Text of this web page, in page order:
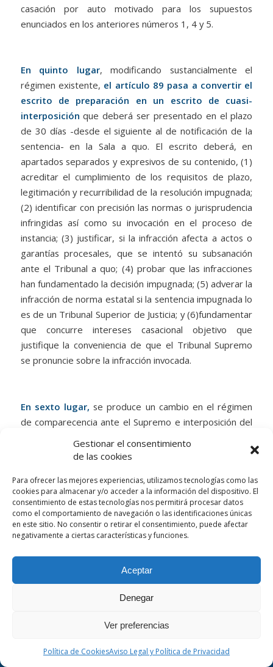
Gestionar el consentimiento
de las cookies
Para ofrecer las mejores experiencias, utilizamos tecnologías como las
cookies para almacenar y/o acceder a la información del dispositivo. El
consentimiento de estas tecnologías nos permitirá procesar datos
como el comportamiento de navegación o las identificaciones únicas
en este sitio. No consentir o retirar el consentimiento, puede afectar
negativamente a ciertas características y funciones.
Aceptar
Denegar
Ver preferencias
Política de CookiesAviso Legal y Política de Privacidad
casación por auto motivado para los supuestos
enunciados en los anteriores números 1, 4 y 5.
En quinto lugar, modificando sustancialmente el
régimen existente, el artículo 89 pasa a convertir el
escrito de preparación en un escrito de cuasi-
interposiciónque deberá ser presentado en el plazo
de 30 días -desde el siguiente al de notificación de la
sentencia- en la Sala a quo. El escrito deberá, en
apartados separados y expresivos de su contenido, (1)
acreditar el cumplimiento de los requisitos de plazo,
legitimación y recurribilidad de la resolución impugnada;
(2) identificar con precisión las normas o jurisprudencia
infringidas así como su invocación en el proceso de
instancia; (3) justificar, si la infracción afecta a actos o
garantías procesales, que se intentó su subsanación
ante el Tribunal a quo; (4) probar que las infracciones
han fundamentado la decisión impugnada; (5) adverar la
infracción de norma estatal si la sentencia impugnada lo
es de un Tribunal Superior de Justicia; y (6)fundamentar
que concurre intereses casacional objetivo que
justifique la conveniencia de que el Tribunal Supremo
se pronuncie sobre la infracción invocada.
En sexto lugar,se produce un cambio en el régimen
de comparecencia ante el Supremo e interposición del
separadas. La Sala a quo emplazará por 30 días para la
trámite de admisión en el Supremo (artículo 90) tras el
cual, de decidirse aquélla, se conferirá nuevo plazo de
30 días para la interposición del recurso de casación.
Hasta aquí las diferencias de calado. Se introducen
algunas menores como que la Sala a quo puede emitir
recurso una vez que lo haya tenido por preparado
(artículo 89.5) o como que el escrito de interposición
que entiende que las normas o jurisprudencia invocadas
This is a notification that can be used for cookie consent or
"learn more" to see it!
Learn More